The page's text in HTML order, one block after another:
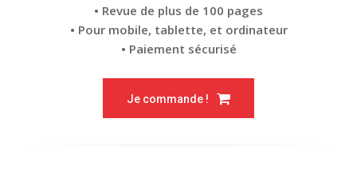
• Revue de plus de 100 pages
• Pour mobile, tablette, et ordinateur
• Paiement sécurisé
Je commande !